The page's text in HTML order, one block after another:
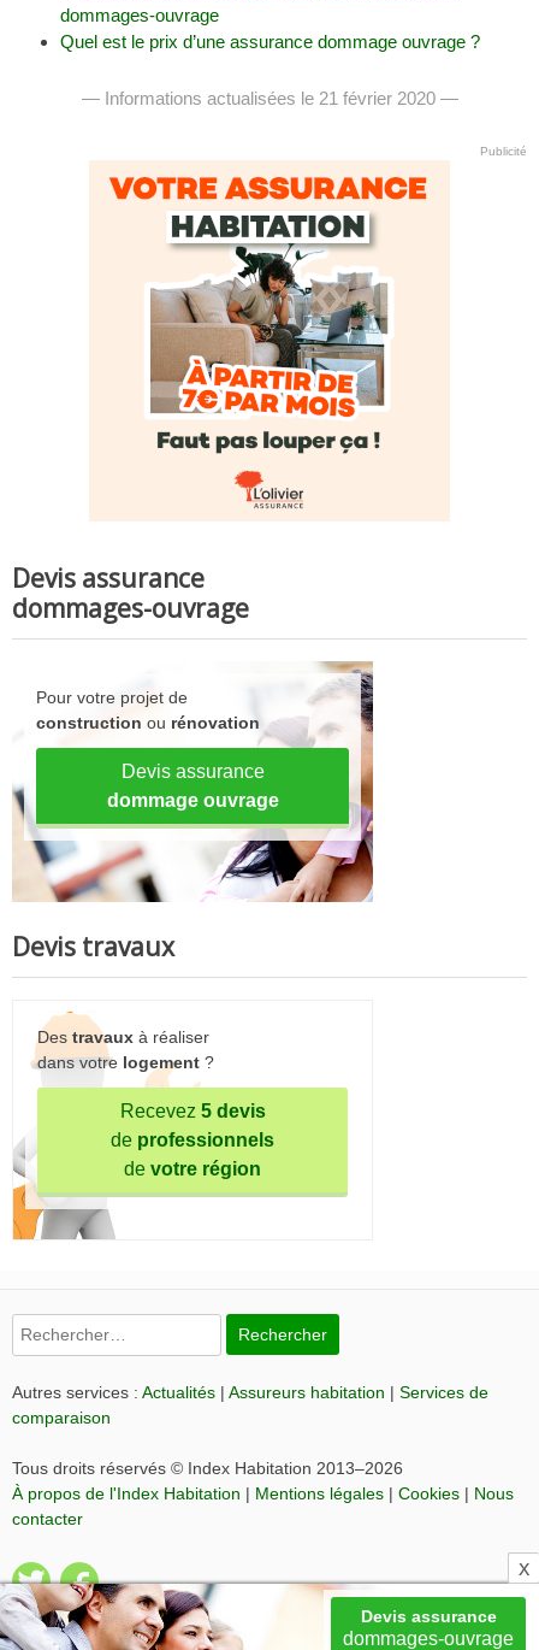
dommages-ouvrage
Quel est le prix d’une assurance dommage ouvrage ?
— Informations actualisées le 21 février 2020 —
Publicité
Devis assurance
dommages-ouvrage
Pour votre projet de
construction ou rénovation
Devis assurance
dommage ouvrage
Devis travaux
Des travaux à réaliser
dans votre logement ?
Recevez 5 devis
de professionnels
de votre région
Rechercher :
Autres services : Actualités | Assureurs habitation | Services de
comparaison
Tous droits réservés © Index Habitation 2013–2026
À propos de l'Index Habitation | Mentions légales | Cookies | Nous
contacter
Devis assurance
dommages-ouvrage